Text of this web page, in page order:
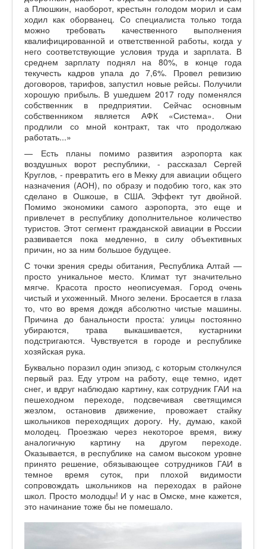
а Плюшкин, наоборот, крестьян голодом морил и сам
ходил как оборванец. Со специалиста только тогда
можно требовать качественного выполнения
квалифицированной и ответственной работы, когда у
него соответствующие условия труда и зарплата. В
среднем зарплату поднял на 80%, в конце года
текучесть кадров упала до 7,6%. Провел ревизию
договоров, тарифов, запустил новые рейсы. Получили
хорошую прибыль. В ушедшем 2017 году поменялся
собственник в предприятии. Сейчас основным
собственником является АФК «Система». Они
продлили со мной контракт, так что продолжаю
работать...»
— Есть планы помимо развития аэропорта как
воздушных ворот республики, - рассказал Сергей
Круглов, - превратить его в Мекку для авиации общего
назначения (АОН), по образу и подобию того, как это
сделано в Ошкоше, в США. Эффект тут двойной.
Помимо экономики самого аэропорта, это еще и
привлечет в республику дополнительное количество
туристов. Этот сегмент гражданской авиации в России
развивается пока медленно, в силу объективных
причин, но за ним большое будущее.
С точки зрения среды обитания, Республика Алтай —
просто уникальное место. Климат тут значительно
мягче. Красота просто неописуемая. Город очень
чистый и ухоженный. Много зелени. Бросается в глаза
то, что во время дождя абсолютно чистые машины.
Причина до банальности проста: улицы постоянно
убираются, трава выкашивается, кустарники
подстригаются. Чувствуется в городе и республике
хозяйская рука.
Буквально поразил один эпизод, с которым столкнулся
первый раз. Еду утром на работу, еще темно, идет
снег, и вдруг наблюдаю картину, как сотрудник ГАИ на
пешеходном переходе, подсвечивая светящимся
жезлом, остановив движение, провожает стайку
школьников переходящих дорогу. Ну, думаю, какой
молодец. Проезжаю через некоторое время, вижу
аналогичную картину на другом переходе.
Оказывается, в республике на самом высоком уровне
принято решение, обязывающее сотрудников ГАИ в
темное время суток, при плохой видимости
сопровождать школьников на переходах в районе
школ. Просто молодцы! И у нас в Омске, мне кажется,
это начинание тоже бы не помешало.